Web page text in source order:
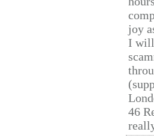
joy
I will
46